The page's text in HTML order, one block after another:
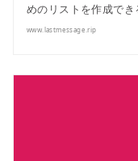
めのリストを作成でき
www.lastmessage.rip